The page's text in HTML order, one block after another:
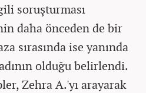
soruşturması
daha önceden de bir
sırasında ise yanında
olduğu belirlendi.
Zehra A.'yı arayarak